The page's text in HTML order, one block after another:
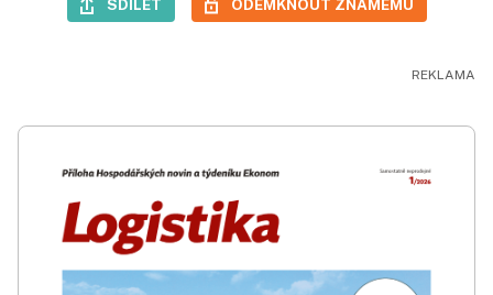
SDÍLET ODEMKNOUT ZNÁMÉMU